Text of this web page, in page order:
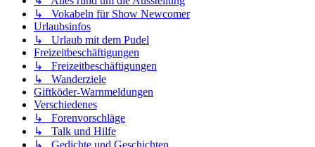
↳ Vokabeln für Show Newcomer
Urlaubsinfos
↳ Urlaub mit dem Pudel
Freizeitbeschäftigungen
↳ Freizeitbeschäftigungen
↳ Wanderziele
Giftköder-Warnmeldungen
Verschiedenes
↳ Forenvorschläge
↳ Talk und Hilfe
↳ Gedichte und Geschichten